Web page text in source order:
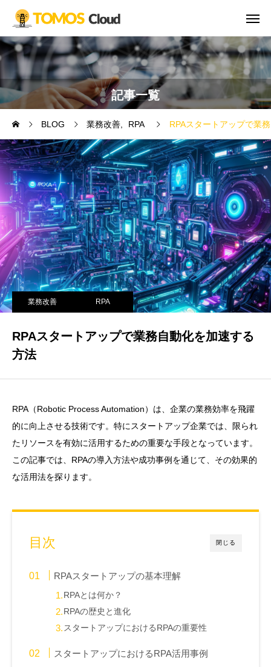
記事一覧
BLOG 業務改善 RPA RPAスタートアップで業
業務改善 RPA
RPAスタートアップで業務自動化を加速する
方法
RPA（Robotic Process Automation）は、企業の業務効率を飛躍
的に向上させる技術です。特にスタートアップ企業では、限られ
たリソースを有効に活用するための重要な手段となっています。
この記事では、RPAの導入方法や成功事例を通じて、その効果的
な活用法を探ります。
閉じる
目次
RPAスタートアップの基本理解
RPAとは何か？
RPAの歴史と進化
スタートアップにおけるRPAの重要性
スタートアップにおけるRPA活用事例